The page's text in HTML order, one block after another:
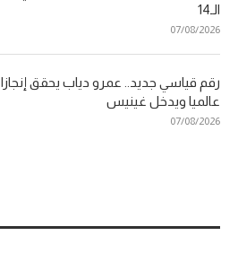
الـ14
07/08/2026
رقم قياسي جديد.. عمرو دياب يحقق إنجازا
عالميا ويدخل غينيس
07/08/2026